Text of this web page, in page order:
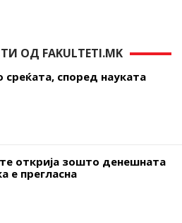
ОД FAKULTETI.MK
среќата, според науката
открија зошто денешната
е прегласна